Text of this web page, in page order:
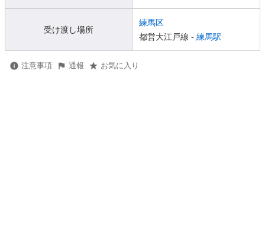
受け渡し場所
練馬区
都営大江戸線 - 練馬駅
注意事項 通報 お気に入り